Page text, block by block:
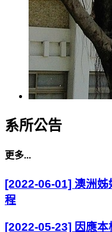
系所公告
更多...
[2022-06-01] 澳洲姊
程
[2022-05-23] 因應